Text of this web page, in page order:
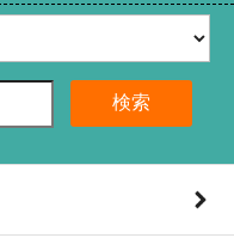
検索